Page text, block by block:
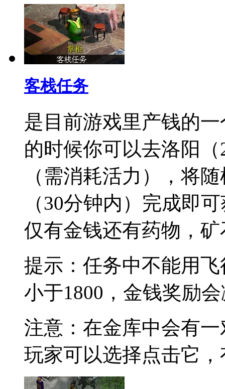
客栈任务
是目前游戏里产钱的
的时候你可以去洛阳
（需消耗活力），将
（30分钟内）完成即
仅有金钱还有药物，
提示：任务中不能用
小于1800，金钱奖励
注意：在金库中会有
玩家可以选择点击它